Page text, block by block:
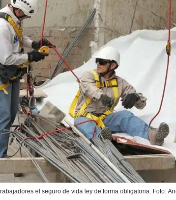
el seguro de vida ley de forma obligatoria. Foto: